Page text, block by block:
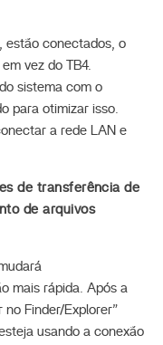
estão conectados, o
vez do TB4.
sistema com o
para otimizar isso.
a rede LAN e
de transferência de
de arquivos
mais rápida. Após a
Finder/Explorer”
usando a conexão